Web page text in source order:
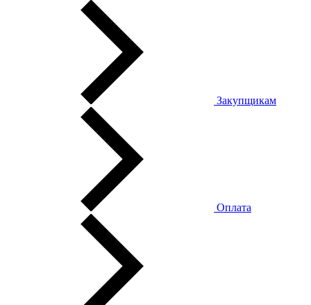
Закупщикам
Оплата